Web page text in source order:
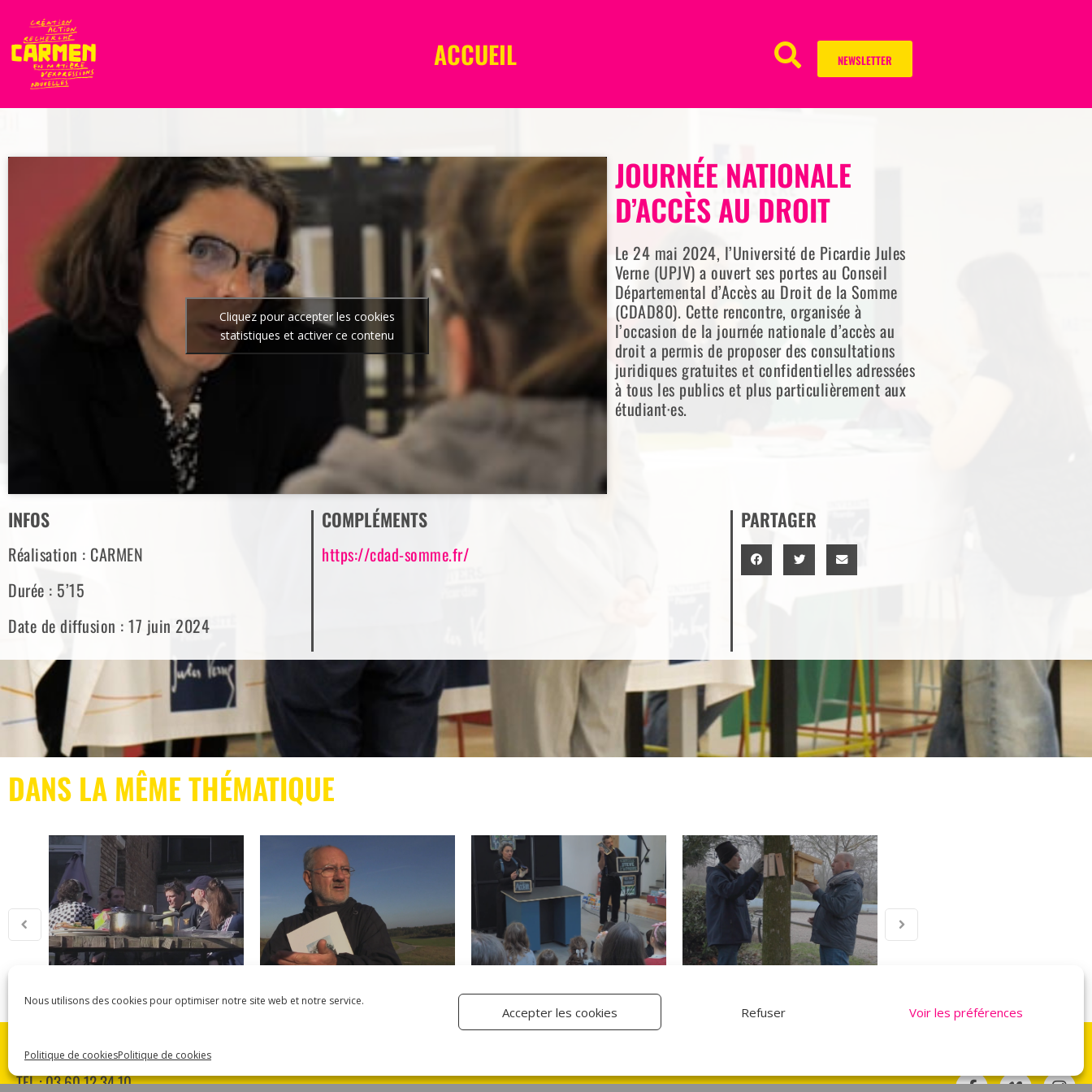
Nous utilisons des cookies pour optimiser notre site web et notre service.
Accepter les cookies Refuser Voir les préférences
Politique de cookiesPolitique de cookies
ACCUEIL NEWSLETTER
Cliquez pour accepter les cookies
statistiques et activer ce contenu
JOURNÉE NATIONALE
D’ACCÈS AU DROIT
Le 24 mai 2024, l’Université de Picardie Jules
Verne (UPJV) a ouvert ses portes au Conseil
Départemental d’Accès au Droit de la Somme
(CDAD80). Cette rencontre, organisée à
l’occasion de la journée nationale d’accès au
droit a permis de proposer des consultations
juridiques gratuites et confidentielles adressées
à tous les publics et plus particulièrement aux
étudiant·es.
INFOS
Réalisation : CARMEN
Durée : 5’15
Date de diffusion : 17 juin 2024
COMPLÉMENTS
https://cdad-somme.fr/
PARTAGER
DANS LA MÊME THÉMATIQUE
18 RUE DES MAJOTS 80000 AMIENS
TÉL : 03 60 12 34 10